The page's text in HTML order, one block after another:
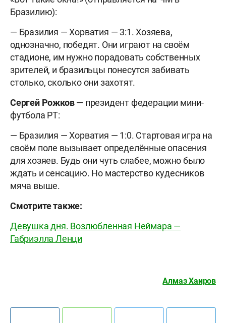
Бразилию):
— Бразилия — Хорватия — 3:1. Хозяева,
однозначно, победят. Они играют на своём
стадионе, им нужно порадовать собственных
зрителей, и бразильцы понесутся забивать
столько, сколько они захотят.
Сергей Рожков— президент федерации мини-
футбола РТ:
— Бразилия — Хорватия — 1:0. Стартовая игра на
своём поле вызывает определённые опасения
для хозяев. Будь они чуть слабее, можно было
ждать и сенсацию. Но мастерство кудесников
мяча выше.
Смотрите также:
Девушка дня. Возлюбленная Неймара —
Габриэлла Ленци
Алмаз Хаиров